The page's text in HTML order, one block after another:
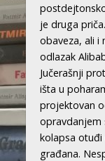
je druga
obaveza, ali i
odlazak
Jučerašnji
išta u
projektovan
opravdanjem
kolapsa otuđi
građana.